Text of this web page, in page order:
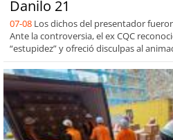
Danilo 21
07-08 Los dichos del presentador
Ante la controversia, el ex CQC
“estupidez” y ofreció disculpas al